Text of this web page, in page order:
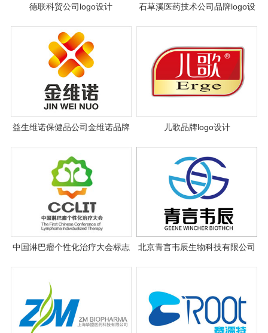
德联科贸公司logo设计
石草溪医药技术公司品牌logo设
益生维诺保健品公司金维诺品牌
儿歌品牌logo设计
中国淋巴瘤个性化治疗大会标志
北京青言韦辰生物科技有限公司